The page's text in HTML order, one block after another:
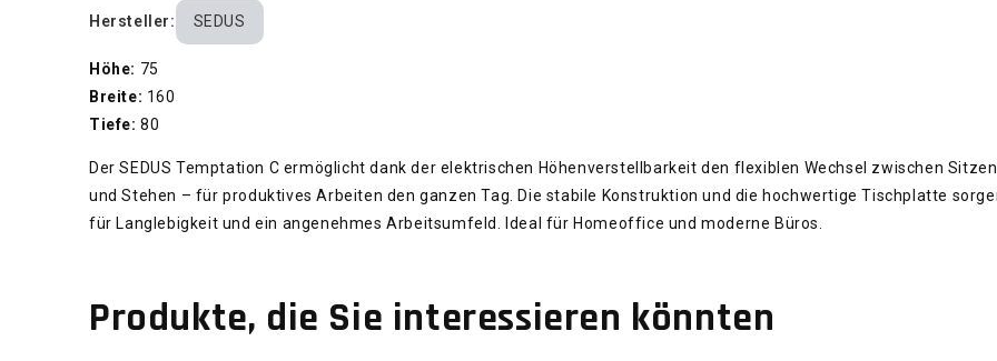
Hersteller: SEDUS
Höhe: 75
Breite: 160
Tiefe: 80
Der SEDUS Temptation C ermöglicht dank der elektrischen Höhenverstellbarkeit den flexiblen Wechsel zwischen Sitzen
und Stehen – für produktives Arbeiten den ganzen Tag. Die stabile Konstruktion und die hochwertige Tischplatte
für Langlebigkeit und ein angenehmes Arbeitsumfeld. Ideal für Homeoffice und moderne Büros.
Produkte, die Sie interessieren könnten